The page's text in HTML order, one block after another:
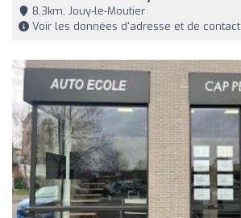
8,3km, Jouy-le-Moutier
Voir les données d'adresse et de contact